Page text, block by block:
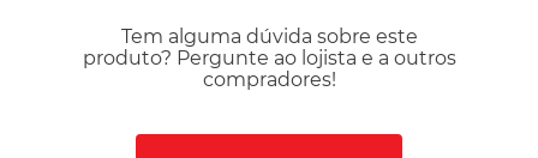
Tem alguma dúvida sobre este
produto? Pergunte ao lojista e a outros
compradores!